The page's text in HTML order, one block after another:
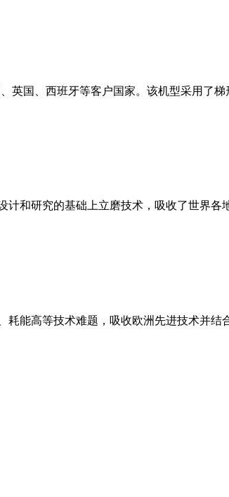
英国、西班牙等客户国家。该机型采用了
和研究的基础上立磨技术，吸收了世界
能高等技术难题，吸收欧洲先进技术并